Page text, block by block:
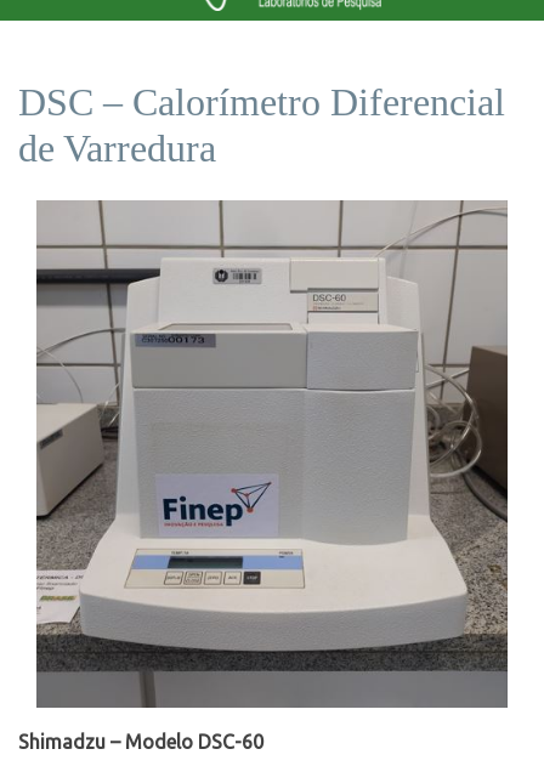
DSC – Calorímetro Diferencial
de Varredura
Shimadzu – Modelo DSC-60